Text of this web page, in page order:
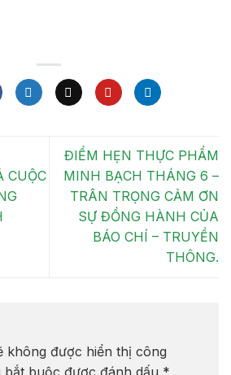
CUỘC
ĐIỂM HẸN THỰC PHẨM
MINH BẠCH THÁNG 6 –
TRÂN TRỌNG CẢM ƠN
SỰ ĐỒNG HÀNH CỦA
BÁO CHÍ – TRUYỀN
THÔNG.
không được hiển thị công